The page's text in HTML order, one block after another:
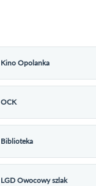
Kino Opolanka
OCK
Biblioteka
LGD Owocowy szlak